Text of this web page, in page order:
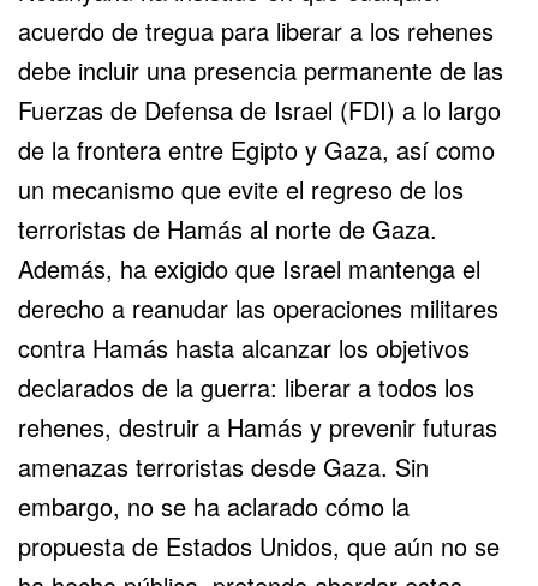
acuerdo de tregua para liberar a los rehenes
debe incluir una presencia permanente de las
Fuerzas de Defensa de Israel (FDI) a lo largo
de la frontera entre Egipto y Gaza, así como
un mecanismo que evite el regreso de los
terroristas de Hamás al norte de Gaza.
Además, ha exigido que Israel mantenga el
derecho a reanudar las operaciones militares
contra Hamás hasta alcanzar los objetivos
declarados de la guerra: liberar a todos los
rehenes, destruir a Hamás y prevenir futuras
amenazas terroristas desde Gaza. Sin
embargo, no se ha aclarado cómo la
propuesta de Estados Unidos, que aún no se